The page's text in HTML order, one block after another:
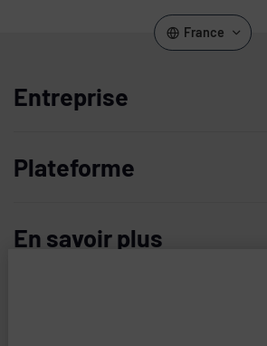
France
Entreprise
Plateforme
En savoir plus